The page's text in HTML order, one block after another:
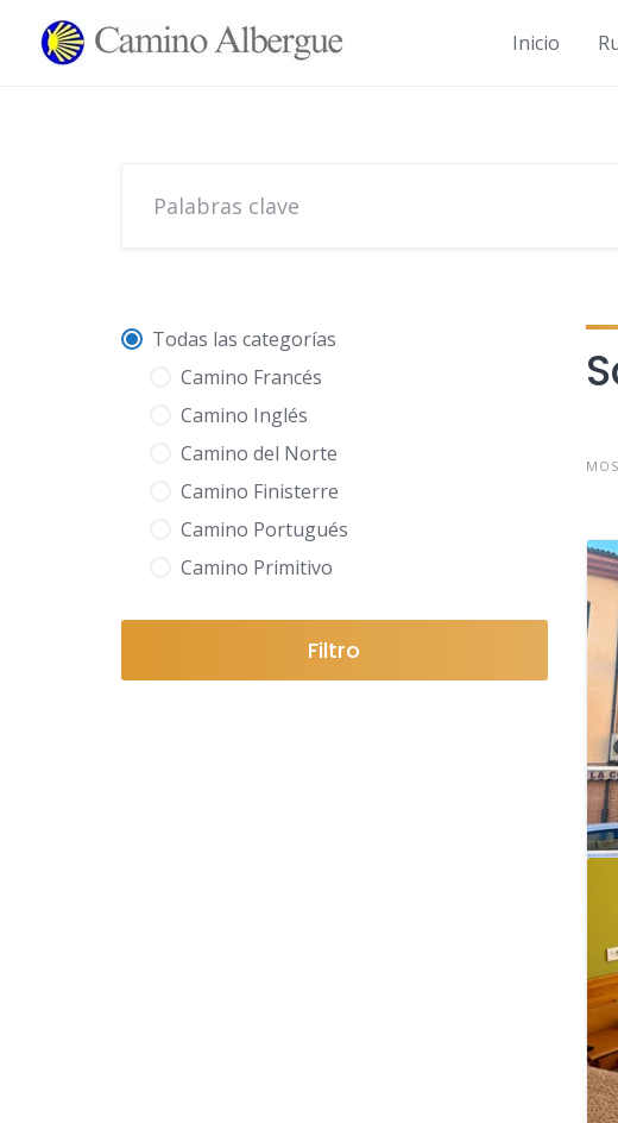
contenido
Inicio
Todas las categorías
Camino Francés
Camino Inglés
Camino del Norte
Camino Finisterre
Camino Portugués
Camino Primitivo
Filtro